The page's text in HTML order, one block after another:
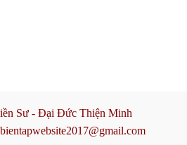
Sư - Đại Đức Thiện Minh